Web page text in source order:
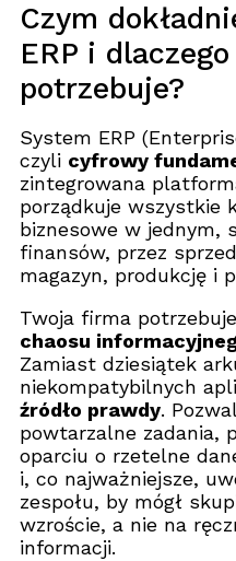
Czym
ERP i
potrzebuje?
System ERP
czyli cyfrowy
zintegrowana
porządkuje wszystkie
biznesowe w jednym,
finansów, przez
magazyn, produkcję i
Twoja firma
chaosu
Zamiast dziesiątek
niekompatybilnych
źródło prawdy.
powtarzalne zadania,
oparciu o rzetelne
i, co najważniejsze,
zespołu, by mógł
wzroście, a nie na
informacji.